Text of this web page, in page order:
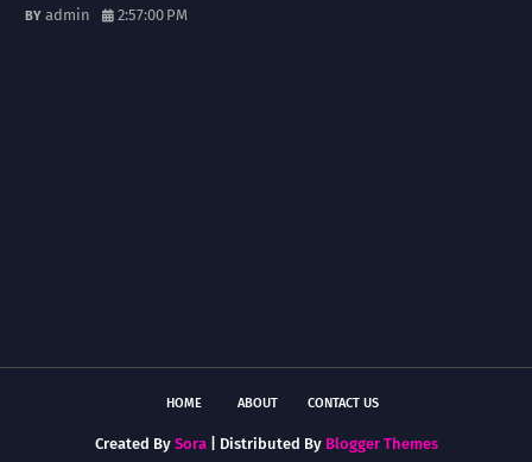
admin 2:57:00 PM
HOME ABOUT CONTACT US
Created By Sora| Distributed By Blogger Themes